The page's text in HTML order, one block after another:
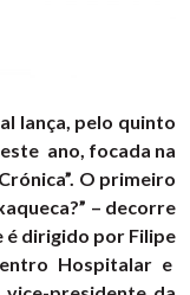
lança, pelo quinto
ano, focada na
O primeiro
– decorre
é dirigido por Filipe
Hospitalar e